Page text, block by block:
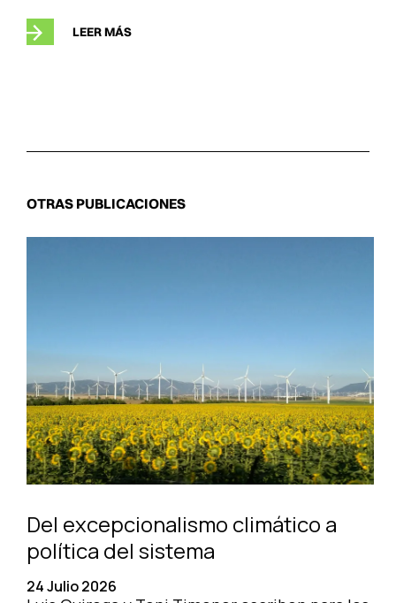
LEER MÁS
OTRAS PUBLICACIONES
Del excepcionalismo climático a
política del sistema
24 Julio 2026